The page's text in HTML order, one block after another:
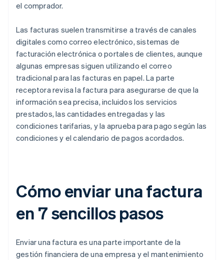
el comprador.
Las facturas suelen transmitirse a través de canales
digitales como correo electrónico, sistemas de
facturación electrónica o portales de clientes, aunque
algunas empresas siguen utilizando el correo
tradicional para las facturas en papel. La parte
receptora revisa la factura para asegurarse de que la
información sea precisa, incluidos los servicios
prestados, las cantidades entregadas y las
condiciones tarifarias, y la aprueba para pago según las
condiciones y el calendario de pagos acordados.
Cómo enviar una factura
en 7 sencillos pasos
Enviar una factura es una parte importante de la
gestión financiera de una empresa y el mantenimiento